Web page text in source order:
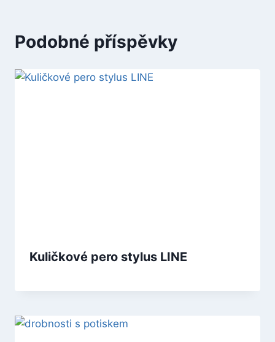
Podobné příspěvky
Kuličkové pero stylus LINE